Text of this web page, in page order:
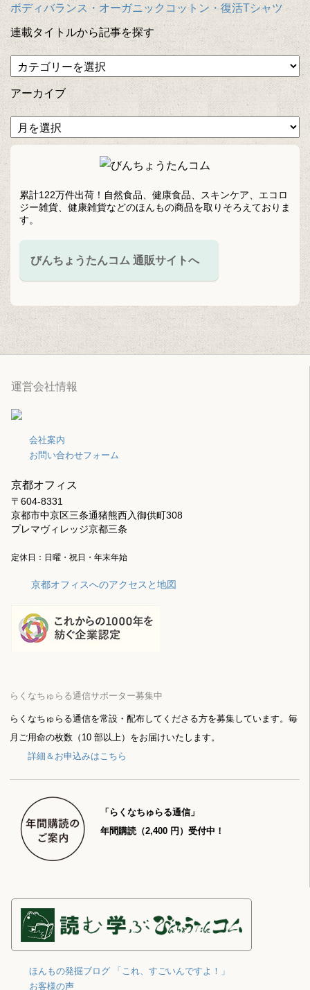
ボディバランス・オーガニックコットン・復活Tシャツ
連載タイトルから記事を探す
アーカイブ
累計122万件出荷！自然食品、健康食品、スキンケア、エコロ
ジー雑貨、健康雑貨などのほんもの商品を取りそろえておりま
す。
びんちょうたんコム 通販サイトへ
運営会社情報
会社案内
お問い合わせフォーム
京都オフィス
〒604-8331
京都市中京区三条通猪熊西入御供町308
プレマヴィレッジ京都三条
定休日：日曜・祝日・年末年始
京都オフィスへのアクセスと地図
らくなちゅらる通信サポーター募集中
らくなちゅらる通信を常設・配布してくださる方を募集しています。毎
月ご用命の枚数（10 部以上）をお届けいたします。
詳細＆お申込みはこちら
「らくなちゅらる通信」
年間購読（2,400 円）受付中！
ほんもの発掘ブログ 「これ、すごいんですよ！」
お客様の声